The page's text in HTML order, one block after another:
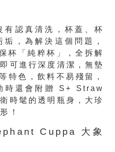
有認真清洗，杯蓋、杯
，為解決這個問題，
杯「純粹杯」，全拆解
可進行深度清潔，無墊
特色，飲料不易殘留，
時還會附贈 S+ Straw
時髦的透明瓶身，大珍
！
Cuppa 大象